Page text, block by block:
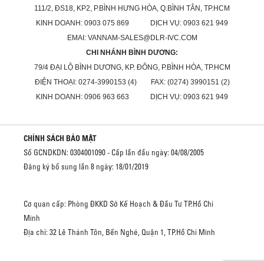
111/2, ĐS18, KP2, P.BÌNH HƯNG HÒA, Q.BÌNH TÂN, TP.HCM
KINH DOANH: 0903 075 869 DỊCH VỤ: 0903 621 949
EMAI: VANNAM-SALES@DLR-IVC.COM
CHI NHÁNH BÌNH DƯƠNG:
79/4 ĐẠI LỘ BÌNH DƯƠNG, KP. ĐÔNG, P.BÌNH HÒA, TP.HCM
ĐIỆN THOẠI: 0274-3990153 (4) FAX: (0274) 3990151 (2)
KINH DOANH: 0906 963 663 DỊCH VỤ: 0903 621 949
CHÍNH SÁCH BẢO MẬT
Số GCNDKDN: 0304001090 - Cấp lần đầu ngày: 04/08/2005
Đăng ký bổ sung lần 8 ngày: 18/01/2019
Cơ quan cấp: Phòng ĐKKD Sở Kế Hoạch & Đầu Tư TP.Hồ Chí
Minh
Địa chỉ: 32 Lê Thánh Tôn, Bến Nghé, Quận 1, TP.Hồ Chí Minh